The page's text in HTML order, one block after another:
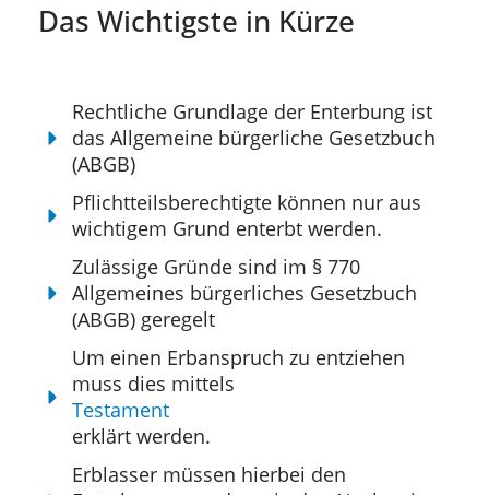
Das Wichtigste in Kürze
Rechtliche Grundlage der Enterbung ist
das Allgemeine bürgerliche Gesetzbuch
(ABGB)
Pflichtteilsberechtigte können nur aus
wichtigem Grund enterbt werden.
Zulässige Gründe sind im § 770
Allgemeines bürgerliches Gesetzbuch
(ABGB) geregelt
Um einen Erbanspruch zu entziehen
muss dies mittels
Testament
erklärt werden.
Erblasser müssen hierbei den